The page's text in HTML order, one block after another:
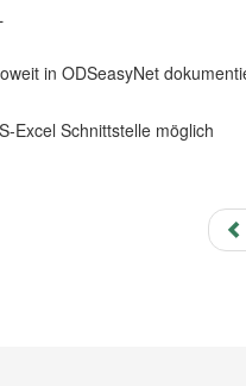
in ODSeasyNet
Excel Schnittstelle möglich